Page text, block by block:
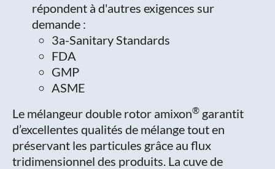
répondent à d'autres exigences sur
demande :
3a-Sanitary Standards
FDA
GMP
ASME
Le mélangeur double rotor amixon® garantit
d’excellentes qualités de mélange tout en
préservant les particules grâce au flux
tridimensionnel des produits. La cuve de